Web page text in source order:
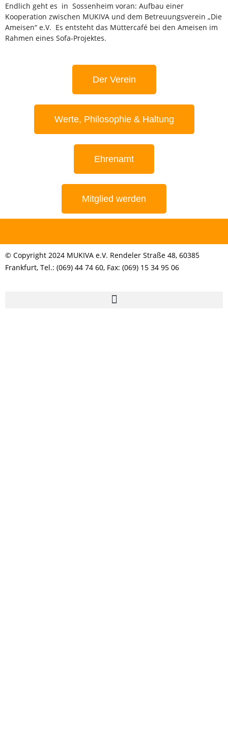
Endlich geht es in Sossenheim voran: Aufbau einer
Kooperation zwischen MUKIVA und dem Betreuungsverein „Die
Ameisen“ e.V. Es entsteht das Müttercafé bei den Ameisen im
Rahmen eines Sofa-Projektes.
Der Verein
Werte, Philosophie & Haltung
Ehrenamt
Mitglied werden
© Copyright 2024 MUKIVA e.V. Rendeler Straße 48, 60385
Frankfurt, Tel.: (069) 44 74 60, Fax: (069) 15 34 95 06